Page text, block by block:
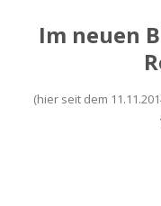
Im neuen
(hier seit dem